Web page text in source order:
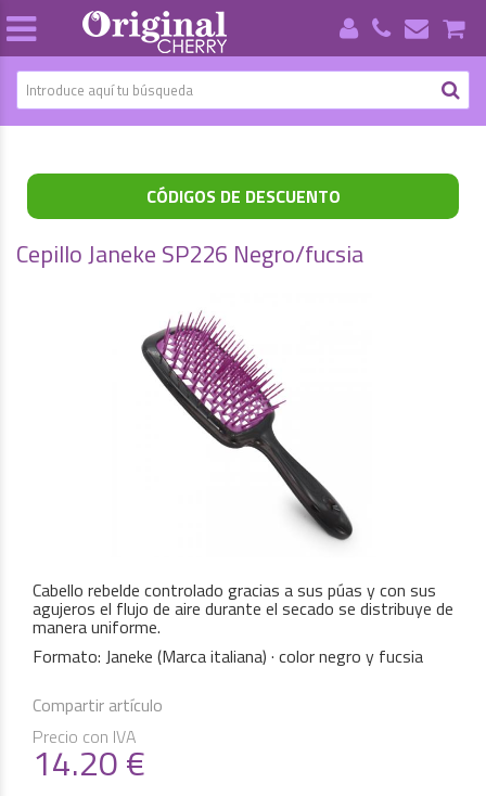
CÓDIGOS DE DESCUENTO
Cepillo Janeke SP226 Negro/fucsia
Cabello rebelde controlado gracias a sus púas y con sus
agujeros el flujo de aire durante el secado se distribuye de
manera uniforme.
Formato: Janeke (Marca italiana) · color negro y fucsia
Compartir artículo
Precio con IVA
14.20€